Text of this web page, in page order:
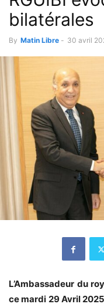
bilatérales
By Matin Libre - 30 avril
L’Ambassadeur du
ce mardi 29 Avril